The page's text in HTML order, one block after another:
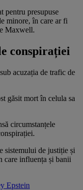
pentru presupuse
minore, în care ar fi
Maxwell.
conspirației
acuzația de trafic de
găsit mort în celula sa
circumstanțele
sistemului de justiție și
care influența și banii
Epstein